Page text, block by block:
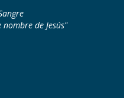
nombre de Jesús"